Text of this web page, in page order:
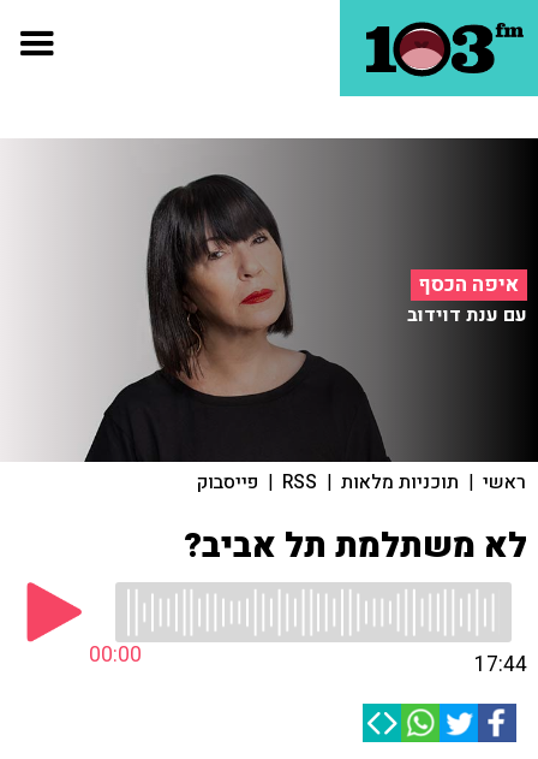
איפה הכסף
עם ענת דוידוב
ראשי | תוכניות מלאות |
RSS
| פייסבוק
לא משתלמת תל אביב?
00:00 17:44